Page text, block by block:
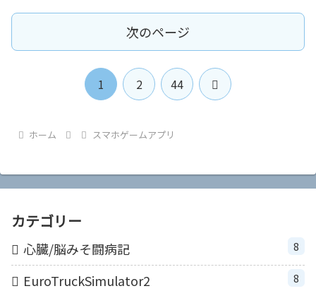
次のページ
1 2 44
次
ホーム スマホゲームアプリ
カテゴリー
心臓/脳みそ闘病記 8
EuroTruckSimulator2 8